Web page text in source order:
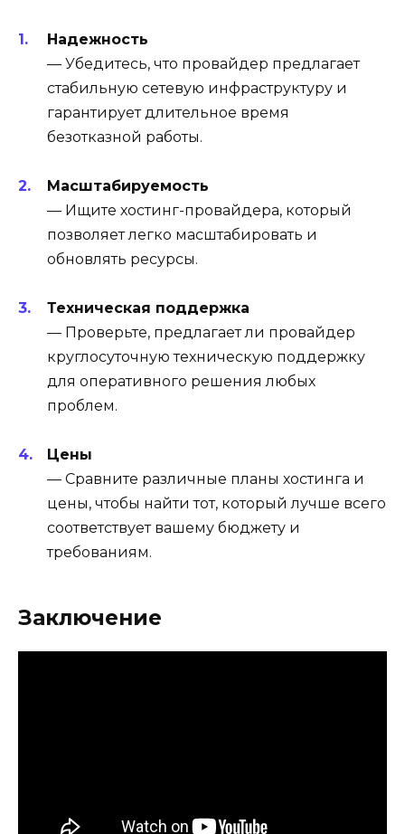
Надежность
— Убедитесь, что провайдер предлагает
стабильную сетевую инфраструктуру и
гарантирует длительное время
безотказной работы.
Масштабируемость
— Ищите хостинг-провайдера, который
позволяет легко масштабировать и
обновлять ресурсы.
Техническая поддержка
— Проверьте, предлагает ли провайдер
круглосуточную техническую поддержку
для оперативного решения любых
проблем.
Цены
— Сравните различные планы хостинга и
цены, чтобы найти тот, который лучше всего
соответствует вашему бюджету и
требованиям.
Заключение